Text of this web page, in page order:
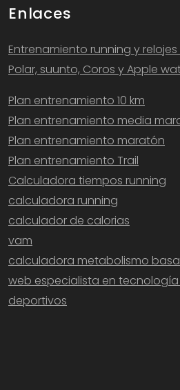
Enlaces
Entrenamiento running y
Polar, suunto, Coros y Apple
Plan entrenamiento 10 km
Plan entrenamiento media
Plan entrenamiento maratón
Plan entrenamiento Trail
Calculadora tiempos running
calculadora running
calculador de calorias
vam
calculadora metabolismo
web especialista en
deportivos